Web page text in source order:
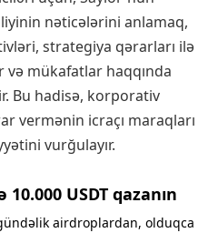
nəticələrini anlamaq,
strategiya qərarları ilə
mükafatlar haqqında
Bu hadisə, korporativ
vermənin icraçı maraqları
vurğulayır.
USDT qazanın
airdroplardan, olduqca